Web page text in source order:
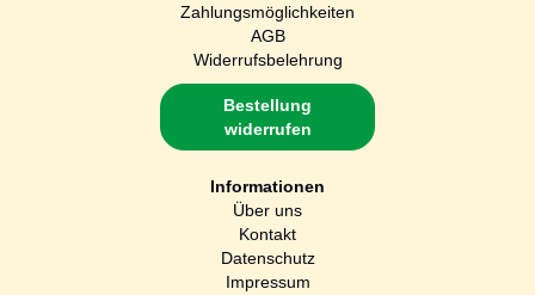
Zahlungsmöglichkeiten
AGB
Widerrufsbelehrung
Bestellung
widerrufen
Informationen
Über uns
Kontakt
Datenschutz
Impressum